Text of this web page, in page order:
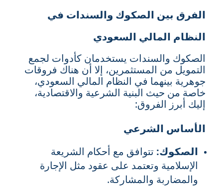
الفرق بين الصكوك والسندات في
النظام المالي السعودي
الصكوك والسندات يستخدمان كأدوات لجمع
التمويل من المستثمرين، إلا أن هناك فروقات
جوهرية بينهما في النظام المالي السعودي،
خاصة من حيث البنية الشرعية والاقتصادية،
إليك أبرز الفروق:
الأساس الشرعي
الصكوك: تتوافق مع أحكام الشريعة
الإسلامية وتعتمد على عقود مثل الإجارة
والمضاربة والمشاركة.